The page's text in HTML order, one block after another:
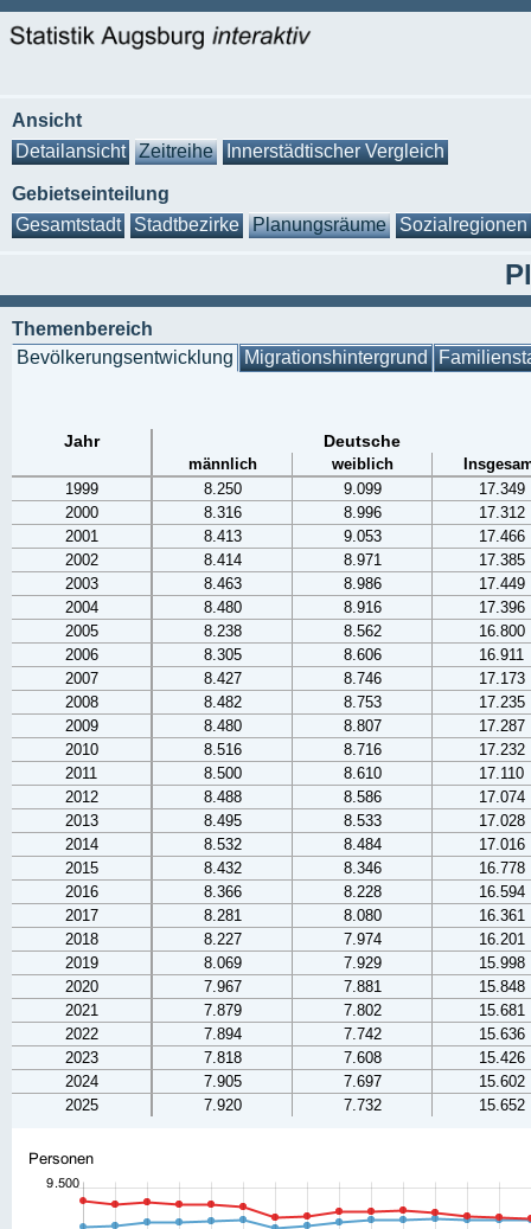
Ansicht
Detailansicht
Zeitreihe Innerstädtischer Vergleich
Gebietseinteilung
Gesamtstadt
Stadtbezirke Planungsräume Sozialregionen
Themenbereich
Bevölkerungsentwicklung Migrationshintergrund
Jahr Deutsche
männlich weiblich
1999
8.250 9.099
17.349
2000
8.316 8.996
17.312
2001
8.413 9.053
17.466
2002
8.414 8.971
17.385
2003
8.463 8.986
17.449
2004
8.480 8.916
17.396
2005
8.238 8.562
16.800
2006
8.305 8.606
16.911
2007
8.427 8.746
17.173
2008
8.482 8.753
17.235
2009
8.480 8.807
17.287
2010
8.516 8.716
17.232
2011
8.500 8.610
17.110
2012
8.488 8.586
17.074
2013
8.495 8.533
17.028
2014
8.532 8.484
17.016
2015
8.432 8.346
16.778
2016
8.366 8.228
16.594
2017
8.281 8.080
16.361
2018
8.227 7.974
16.201
2019
8.069 7.929
15.998
2020
7.967 7.881
15.848
2021
7.879 7.802
15.681
2022
7.894 7.742
15.636
2023
7.818 7.608
15.426
2024
7.905 7.697
15.602
2025
7.920 7.732 15.652